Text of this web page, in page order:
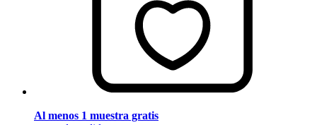
Al menos 1 muestra gratis